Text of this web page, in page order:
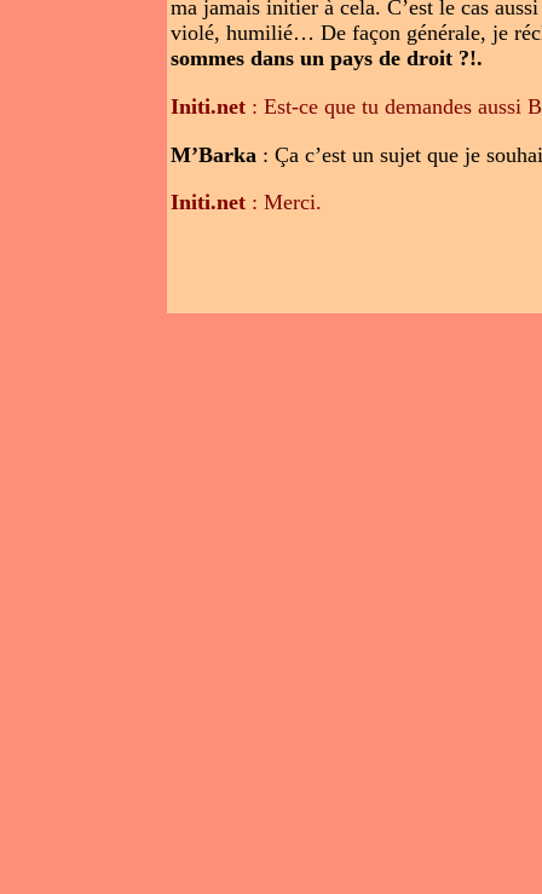
ma jamais initier à cela. C’est le cas
violé, humilié… De façon générale, je
sommes dans un pays de droit ?!.
Initi.net : Est-ce que tu demandes aussi
M’Barka : Ça c’est un sujet que je
Initi.net : Merci.